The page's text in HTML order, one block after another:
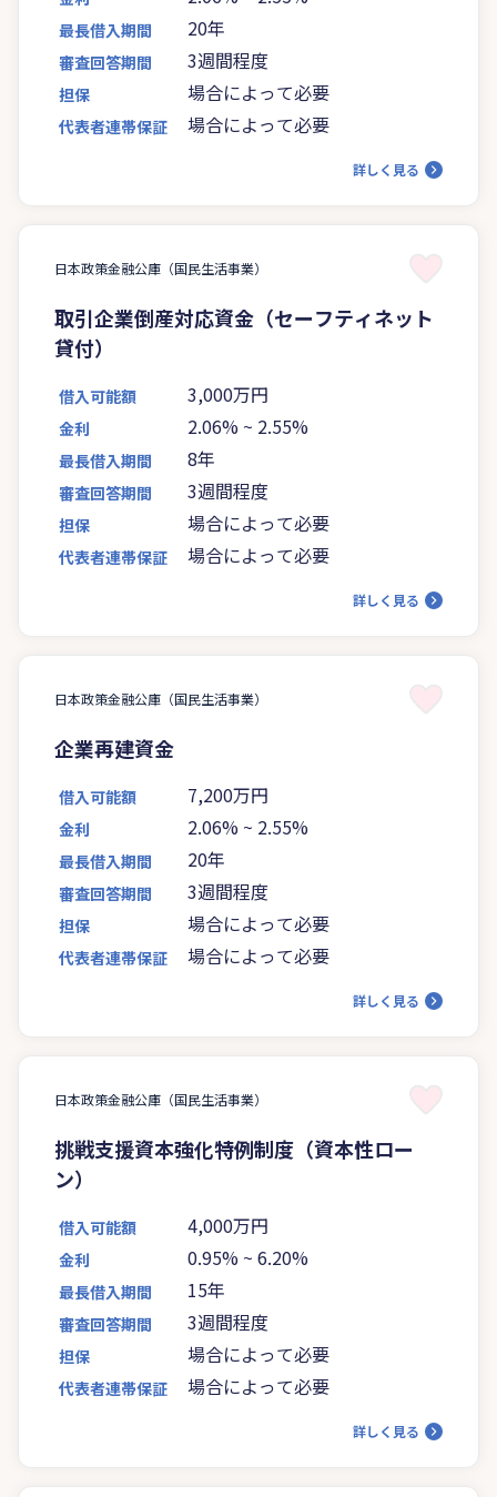
最長借入期間 20年
審査回答期間 3週間程度
担保 場合によって必要
代表者連帯保証 場合によって必要
詳しく見る
日本政策金融公庫（国民生活事業）
取引企業倒産対応資金（セーフティネット
貸付）
借入可能額 3,000万円
金利 2.06% ~ 2.55%
最長借入期間 8年
審査回答期間 3週間程度
担保 場合によって必要
代表者連帯保証 場合によって必要
詳しく見る
日本政策金融公庫（国民生活事業）
企業再建資金
借入可能額 7,200万円
金利 2.06% ~ 2.55%
最長借入期間 20年
審査回答期間 3週間程度
担保 場合によって必要
代表者連帯保証 場合によって必要
詳しく見る
日本政策金融公庫（国民生活事業）
挑戦支援資本強化特例制度（資本性ロー
ン）
借入可能額 4,000万円
金利 0.95% ~ 6.20%
最長借入期間 15年
審査回答期間 3週間程度
担保 場合によって必要
代表者連帯保証 場合によって必要
詳しく見る